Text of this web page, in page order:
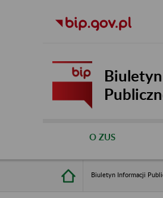
O ZUS
Biuletyn Informacji